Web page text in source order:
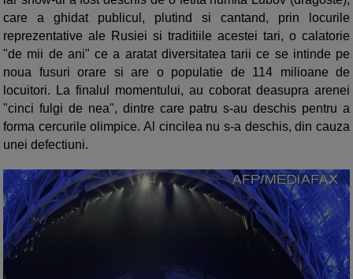
care a ghidat publicul, plutind si cantand, prin locurile
reprezentative ale Rusiei si traditiile acestei tari, o calatorie
"de mii de ani" ce a aratat diversitatea tarii ce se intinde pe
noua fusuri orare si are o populatie de 114 milioane de
locuitori. La finalul momentului, au coborat deasupra arenei
"cinci fulgi de nea", dintre care patru s-au deschis pentru a
forma cercurileolimpice. Al cincilea nu s-a deschis, din cauza
unei defectiuni.